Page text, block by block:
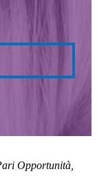
Opportunità,